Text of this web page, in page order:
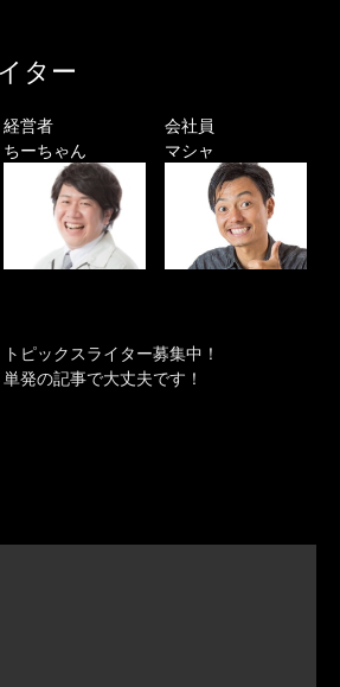
ター
経営者
ちーちゃん
会社員
マシャ
トピックスライター募集中！
単発の記事で大丈夫です！